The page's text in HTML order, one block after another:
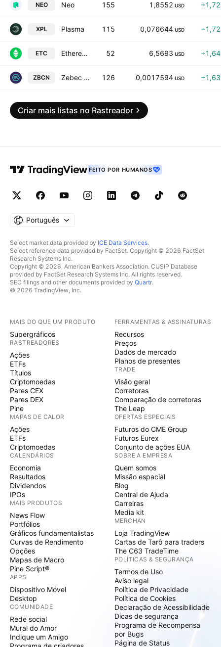
NEO Neo 155 1,8552 USD
XPL Plasma 115 0,076644 USD
ETC Ethereum Classic 52 6,5693 USD
ZBCN Zebec Network 126 0,0017594 USD
Criar mais listas no Rastreador
FEITO POR HUMANOS
Português
Select market data provided by ICE Data Services.
Select reference data provided by FactSet. Copyright © 2026 FactSet
Research Systems Inc.
Copyright © 2026, American Bankers Association. CUSIP Database
provided by FactSet Research Systems Inc. All rights reserved.
SEC filings and other documents provided by Quartr.
© 2026 TradingView, Inc.
MAIS DO QUE UM PRODUTO
Supergráficos
RASTREADORES
Ações
ETFs
Títulos
Criptomoedas
Pares CEX
Pares DEX
Pine
MAPAS DE CALOR
Ações
ETFs
Criptomoedas
CALENDÁRIOS
Economia
Resultados
Dividendos
IPOs
MAIS PRODUTOS
News Flow
Portfólios
Gráficos fundamentalistas
Curvas de Rendimento
Opções
Mapas de Macro
Pine Script®
APPS
Dispositivo Móvel
Desktop
COMUNIDADE
Rede social
Mural do Amor
Indique um Amigo
FERRAMENTAS & ASSINATURAS
Recursos
Preços
Dados de mercado
Planos de presentes
TRADE
Visão geral
Corretoras
Comparação de corretoras
The Leap
OFERTAS ESPECIAIS
Futuros do CME Group
Futuros Eurex
Conjunto de ações EUA
SOBRE A EMPRESA
Quem somos
Missão espacial
Blog
Central de Ajuda
Carreiras
Media kit
MERCHAN
Loja TradingView
Cartas de Tarô para traders
The C63 TradeTime
POLÍTICAS & SEGURANÇA
Termos de Uso
Aviso legal
Política de Privacidade
Política de Cookies
Declaração de Acessibilidade
Dicas de segurança
Programa de Recompensa
por Bugs
Página de Status